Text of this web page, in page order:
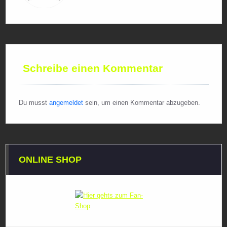
Schreibe einen Kommentar
Du musst angemeldetsein, um einen Kommentar abzugeben.
ONLINE SHOP